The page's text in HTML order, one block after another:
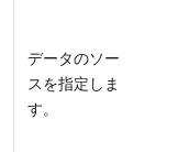
データのソー
スを指定しま
す。